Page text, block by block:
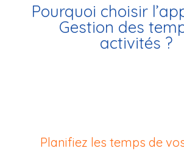
Pourquoi choisir
Gestion des
activités ?
Planifiez les temps de